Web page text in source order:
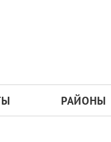
РАЙОНЫ